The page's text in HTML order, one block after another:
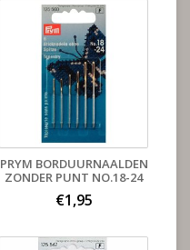
PRYM BORDUURNAALDEN
ZONDER PUNT NO.18-24
€1,95